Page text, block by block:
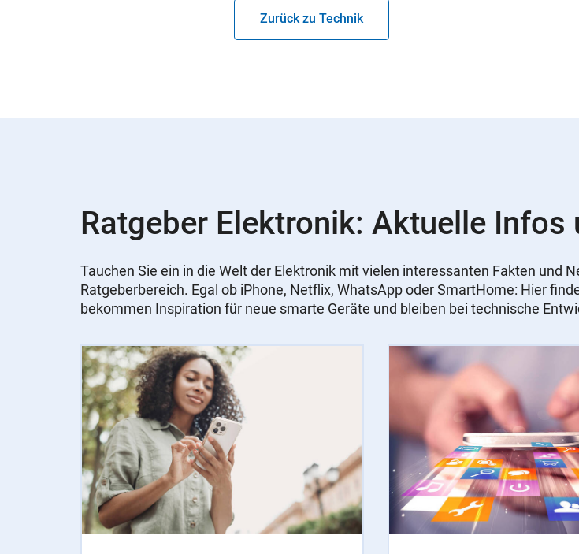
Zurück zu Technik
Ratgeber Elektronik: Aktuelle
Tauchen Sie ein in die Welt der Elektronik mit vielen interessanten Fakten und
Ratgeberbereich. Egal ob iPhone, Netflix, WhatsApp oder SmartHome: Hier
bekommen Inspiration für neue smarte Geräte und bleiben bei technische
Instructions